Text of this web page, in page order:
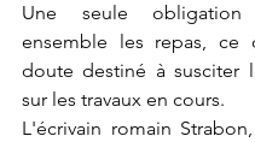
Une seule
ensemble les repas, ce
doute destiné à susciter
sur les travaux en cours.
L'écrivain romain